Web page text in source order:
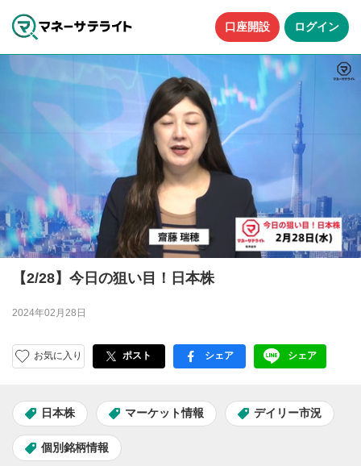
口座開設 ログイン
【2/28】今日の狙い目！日本株
2024年02月28日
お気に入り ポスト facebook
シェア LINE
シェア
日本株 マーケット情報 デイリー市況
個別銘柄情報